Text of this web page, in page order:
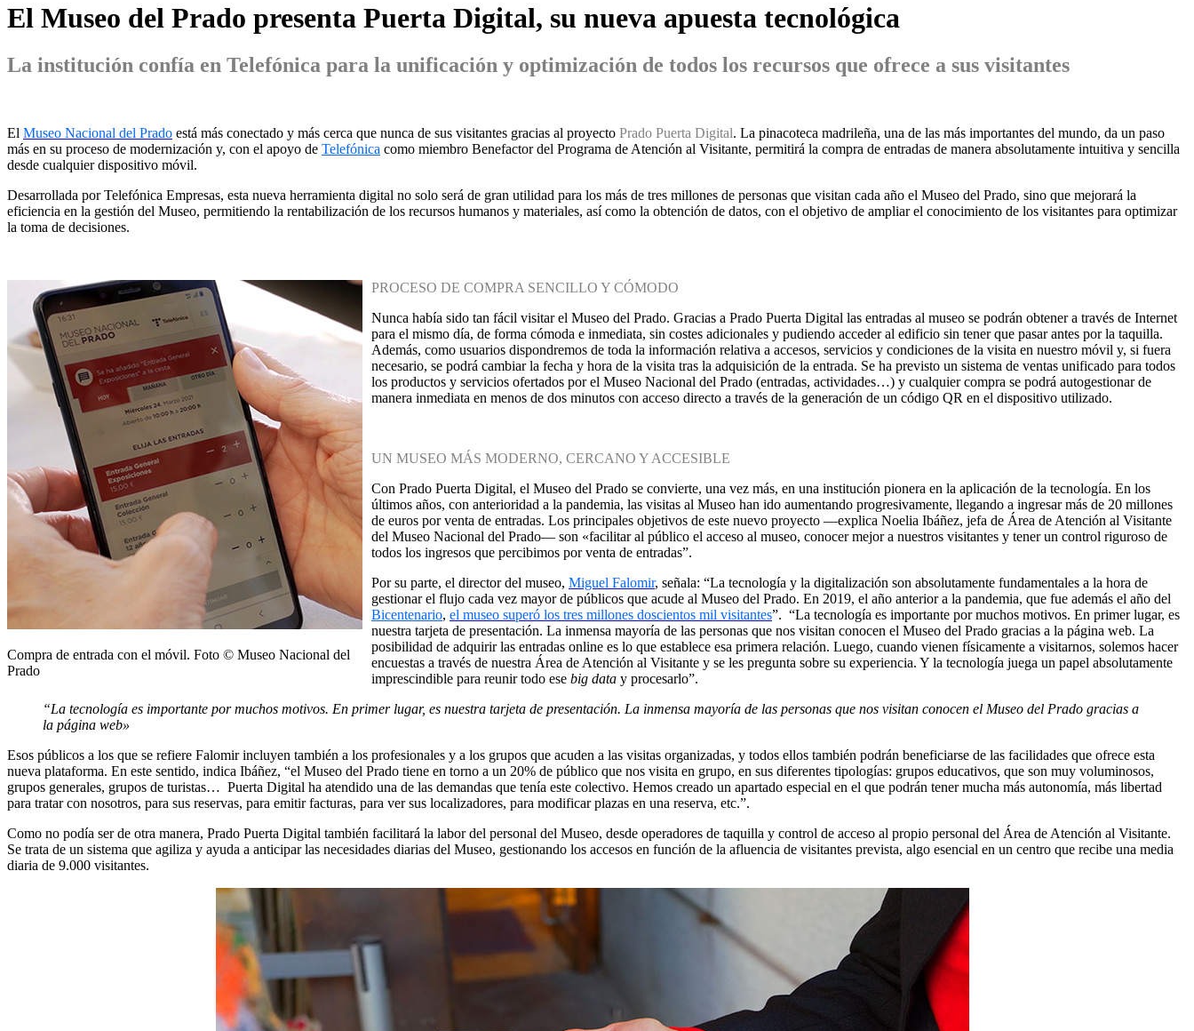
El Museo del Prado presenta Puerta Digital, su nueva apuesta tecnológica
La institución confía en Telefónica para la unificación y optimización de todos los recursos que ofrece a sus visitantes
El Museo Nacional del Prado está más conectado y más cerca que nunca de sus visitantes gracias al proyecto Prado Puerta Digital. La pinacoteca madrileña, una de las más importantes del mundo, da un paso
más en su proceso de modernización y, con el apoyo de Telefónica como miembro Benefactor del Programa de Atención al Visitante, permitirá la compra de entradas de manera absolutamente intuitiva y sencilla
desde cualquier dispositivo móvil.
Desarrollada por Telefónica Empresas, esta nueva herramienta digital no solo será de gran utilidad para los más de tres millones de personas que visitan cada año el Museo del Prado, sino que mejorará la
eficiencia en la gestión del Museo, permitiendo la rentabilización de los recursos humanos y materiales, así como la obtención de datos, con el objetivo de ampliar el conocimiento de los visitantes para optimizar
la toma de decisiones.
Compra de entrada con el móvil. Foto © Museo Nacional del
Prado
PROCESO DE COMPRA SENCILLO Y CÓMODO
Nunca había sido tan fácil visitar el Museo del Prado. Gracias a Prado Puerta Digital las entradas al museo se podrán obtener a través de Internet
para el mismo día, de forma cómoda e inmediata, sin costes adicionales y pudiendo acceder al edificio sin tener que pasar antes por la taquilla.
Además, como usuarios dispondremos de toda la información relativa a accesos, servicios y condiciones de la visita en nuestro móvil y, si fuera
necesario, se podrá cambiar la fecha y hora de la visita tras la adquisición de la entrada. Se ha previsto un sistema de ventas unificado para todos
los productos y servicios ofertados por el Museo Nacional del Prado (entradas, actividades…) y cualquier compra se podrá autogestionar de
manera inmediata en menos de dos minutos con acceso directo a través de la generación de un código QR en el dispositivo utilizado.
UN MUSEO MÁS MODERNO, CERCANO Y ACCESIBLE
Con Prado Puerta Digital, el Museo del Prado se convierte, una vez más, en una institución pionera en la aplicación de la tecnología. En los
últimos años, con anterioridad a la pandemia, las visitas al Museo han ido aumentando progresivamente, llegando a ingresar más de 20 millones
de euros por venta de entradas. Los principales objetivos de este nuevo proyecto —explica Noelia Ibáñez, jefa de Área de Atención al Visitante
del Museo Nacional del Prado— son «facilitar al público el acceso al museo, conocer mejor a nuestros visitantes y tener un control riguroso de
todos los ingresos que percibimos por venta de entradas”.
Por su parte, el director del museo, Miguel Falomir, señala: “La tecnología y la digitalización son absolutamente fundamentales a la hora de
gestionar el flujo cada vez mayor de públicos que acude al Museo del Prado. En 2019, el año anterior a la pandemia, que fue además el año del
Bicentenario, el museo superó los tres millones doscientos mil visitantes”. “La tecnología es importante por muchos motivos. En primer lugar, es
nuestra tarjeta de presentación. La inmensa mayoría de las personas que nos visitan conocen el Museo del Prado gracias a la página web. La
posibilidad de adquirir las entradas online es lo que establece esa primera relación. Luego, cuando vienen físicamente a visitarnos, solemos hacer
encuestas a través de nuestra Área de Atención al Visitante y se les pregunta sobre su experiencia. Y la tecnología juega un papel absolutamente
imprescindible para reunir todo ese big data y procesarlo”.
“La tecnología es importante por muchos motivos. En primer lugar, es nuestra tarjeta de presentación. La inmensa mayoría de las personas que nos visitan conocen el Museo del Prado gracias a
la página web»
Esos públicos a los que se refiere Falomir incluyen también a los profesionales y a los grupos que acuden a las visitas organizadas, y todos ellos también podrán beneficiarse de las facilidades que ofrece esta
nueva plataforma. En este sentido, indica Ibáñez, “el Museo del Prado tiene en torno a un 20% de público que nos visita en grupo, en sus diferentes tipologías: grupos educativos, que son muy voluminosos,
grupos generales, grupos de turistas… Puerta Digital ha atendido una de las demandas que tenía este colectivo. Hemos creado un apartado especial en el que podrán tener mucha más autonomía, más libertad
para tratar con nosotros, para sus reservas, para emitir facturas, para ver sus localizadores, para modificar plazas en una reserva, etc.”.
Como no podía ser de otra manera, Prado Puerta Digital también facilitará la labor del personal del Museo, desde operadores de taquilla y control de acceso al propio personal del Área de Atención al Visitante.
Se trata de un sistema que agiliza y ayuda a anticipar las necesidades diarias del Museo, gestionando los accesos en función de la afluencia de visitantes prevista, algo esencial en un centro que recibe una media
diaria de 9.000 visitantes.